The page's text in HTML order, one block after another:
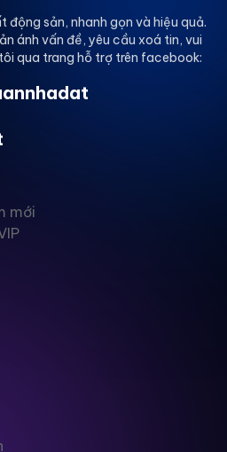
động sản, nhanh gọn và hiệu quả.
ánh vấn đề, yêu cầu xoá tin, vui
qua trang hỗ trợ trên facebook:
mới